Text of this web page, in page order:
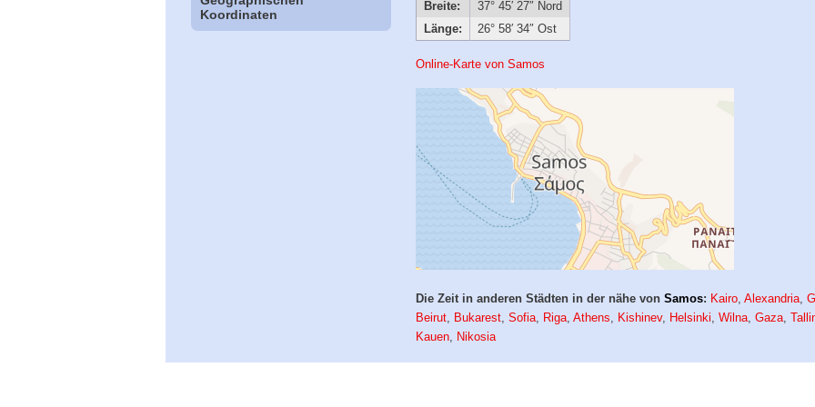
Koordinaten
Breite:
37° 45′ 27″ Nord
Länge:
26° 58′ 34″ Ost
Online-Karte von Samos
Die Zeit in anderen Städten in der nähe vonSamos: Kairo,Alexandria,
Beirut, Bukarest,Sofia, Riga,Athens, Kishinev, Helsinki,Wilna,Gaza,
Kauen, Nikosia